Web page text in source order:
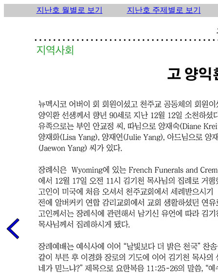
지난호 월별로 보기 지난호 주제별로 보기